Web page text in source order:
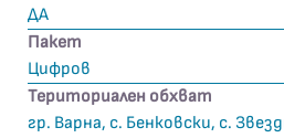
ДА
Пакет
Цифров
Териториален обхват
гр. Варна, с. Бенковски, с.